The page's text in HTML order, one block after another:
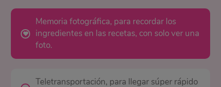
Memoria fotográfica, para recordar los
ingredientes en las recetas, con solo ver una
foto.
Teletransportación, para llegar súper rápido